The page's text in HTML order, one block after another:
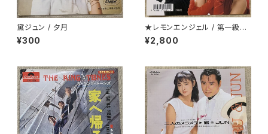
黛ジュン / 夕月
¥300
★レモンエンジェル / 第一級恋
愛罪
¥2,800